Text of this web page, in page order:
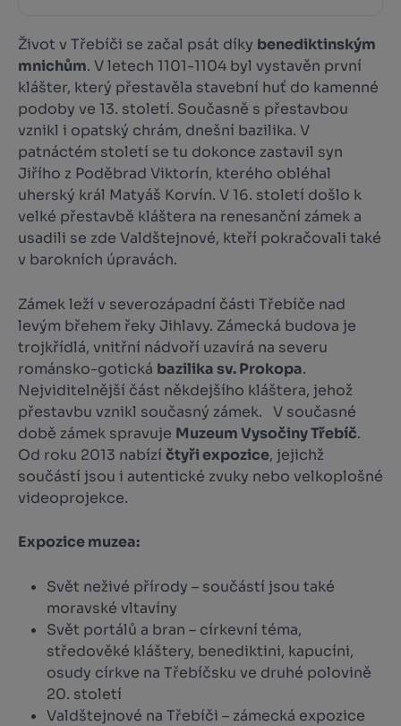
Život v Třebíči se začal psát díky benediktinským
mnichům. V letech 1101-1104 byl vystavěn první
klášter, který přestavěla stavební huť do kamenné
podoby ve 13. století. Současně s přestavbou
vznikl i opatský chrám, dnešní bazilika. V
patnáctém století se tu dokonce zastavil syn
Jiřího z Poděbrad Viktorín, kterého obléhal
uherský král Matyáš Korvín. V 16. století došlo k
velké přestavbě kláštera na renesanční zámek a
usadili se zde Valdštejnové, kteří pokračovali také
v barokních úpravách.
Zámek leží v severozápadní části Třebíče nad
levým břehem řeky Jihlavy. Zámecká budova je
trojkřídlá, vnitřní nádvoří uzavírá na severu
románsko-gotická bazilika sv. Prokopa.
Nejviditelnější část někdejšího kláštera, jehož
přestavbu vznikl současný zámek. V současné
době zámek spravuje Muzeum Vysočiny Třebíč.
Od roku 2013 nabízí čtyři expozice, jejichž
součástí jsou i autentické zvuky nebo velkoplošné
videoprojekce.
Expozice muzea:
Svět neživé přírody – součástí jsou také
moravské vltavíny
Svět portálů a bran – církevní téma,
středověké kláštery, benediktini, kapucíni,
osudy církve na Třebíčsku ve druhé polovině
20. století
Valdštejnové na Třebíči – zámecká expozice